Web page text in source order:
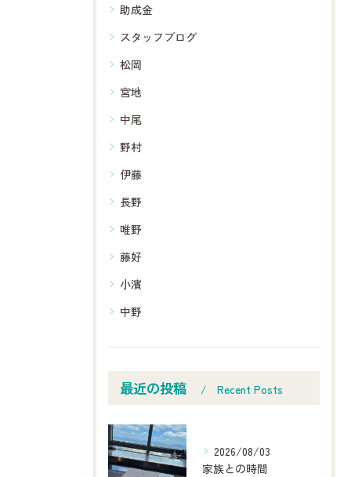
助成金
スタッフブログ
松岡
宮地
中尾
野村
伊藤
長野
唯野
藤好
小濱
中野
最近の投稿 Recent Posts
2026/08/03
家族との時間